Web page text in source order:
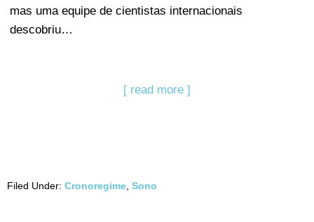
mas uma equipe de cientistas internacionais
descobriu…
[ read more ]
Filed Under: Cronoregime Sono